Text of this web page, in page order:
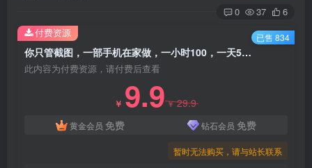
0 37 6
你只管截图，一部手机在家做，一小时100，一天500+
此内容为付费资源，请付费后查看
￥ 9.9￥29.9
黄金会员 免费 钻石会员 免费
暂时无法购买，请与站长联系
付费资源 已售 834